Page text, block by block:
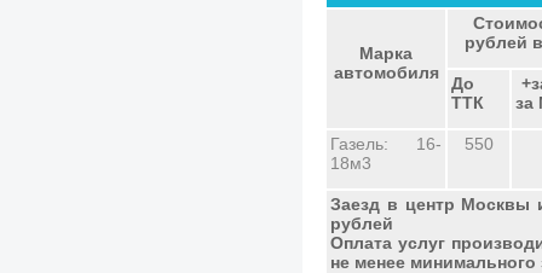
Марка
автомобиля
рублей
До
ТТК
за
Газель: 16-
18м3
550
Заезд в центр Москвы
рублей
Оплата услуг
не менее минимального